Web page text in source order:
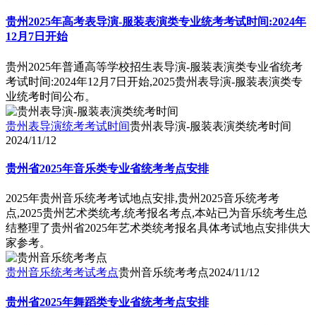
贵州2025年高考表导演-服装表演类专业统考考试时间:2024年
12月7日开始
贵州2025年普通高等学校招生表导演-服装表演类专业省统考
考试时间:2024年12月7日开始,2025贵州表导演-服装表演类专
业统考时间公布。
贵州表导演统考考试时间贵州表导演-服装表演类统考时间
2024/11/12
贵州省2025年音乐类专业省统考考点安排
2025年贵州音乐统考考试地点安排,贵州2025音乐统考考
点,2025贵州艺术类统考,统考报名考点,本站已为音乐统考生总
结整理了贵州省2025年艺术类统考报名具体考试地点安排供大
家参考。
贵州音乐统考考试考点贵州音乐统考考点2024/11/12
贵州省2025年舞蹈类专业省统考考点安排